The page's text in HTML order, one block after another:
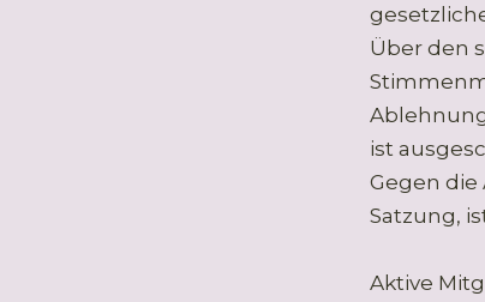
Über den
ist
Gegen
Satzung,
Aktive